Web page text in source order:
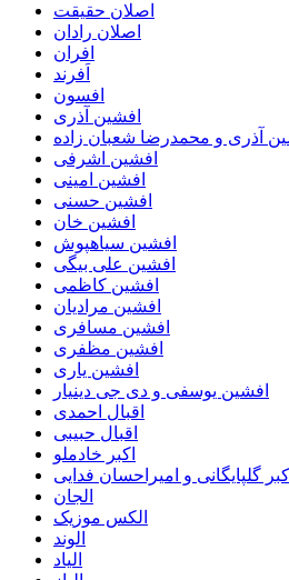
اصلان حقیقت
اصلان رادان
افران
اَفرند
افسون
افشین آذری
آذری و محمدرضا شعبان زاده
افشین اشرفی
افشین امینی
افشین حسنی
افشین خان
افشین سیاهپوش
افشین علی بیگی
افشین کاظمی
افشین مرادیان
افشین مسافری
افشین مظفری
افشین یاری
افشین یوسفی و دی جی دینیار
اقبال احمدی
اقبال حبیبی
اکبر خادملو
اکبر گلپایگانی و امیراحسان فدایی
الجان
الکس موزیک
الوند
الیاد